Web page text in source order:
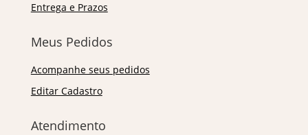
Entrega e Prazos
Meus Pedidos
Acompanhe seus pedidos
Editar Cadastro
Atendimento